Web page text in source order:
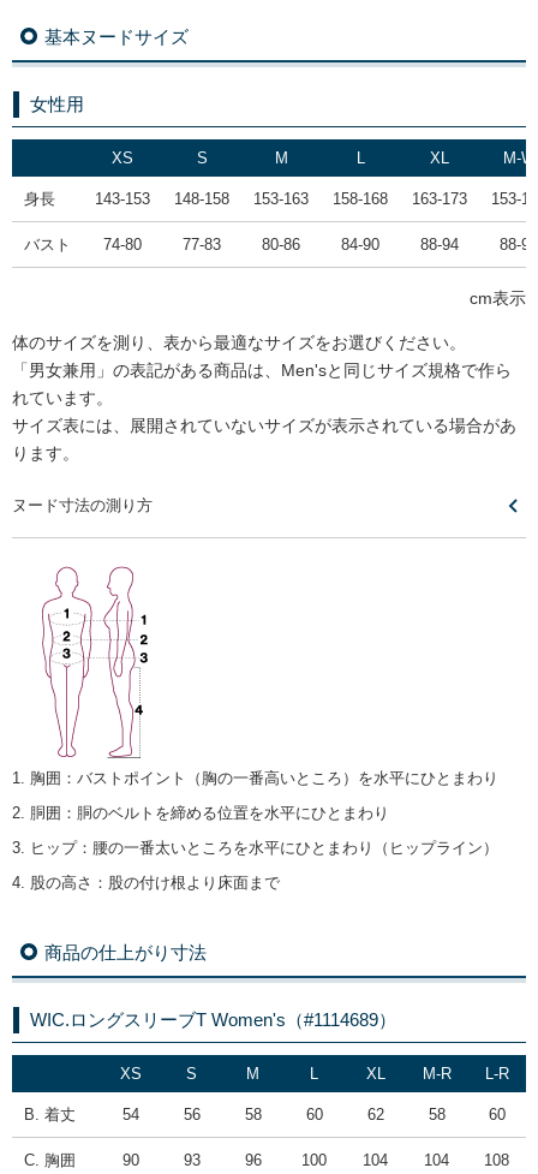
基本ヌードサイズ
女性用
XS S M L XL M-W
身長 143-153 148-158 153-163 158-168 163-173 153-
バスト 74-80 77-83 80-86 84-90 88-94 88-94
cm表示
体のサイズを測り、表から最適なサイズをお選びください。
「男女兼用」の表記がある商品は、Men'sと同じサイズ規格で作ら
れています。
サイズ表には、展開されていないサイズが表示されている場合があ
ります。
ヌード寸法の測り方
1. 胸囲 ： バストポイント（胸の一番高いところ）を水平にひとまわり
2. 胴囲 ： 胴のベルトを締める位置を水平にひとまわり
3. ヒップ： 腰の一番太いところを水平にひとまわり（ヒップライン）
4. 股の高さ ： 股の付け根より床面まで
商品の仕上がり寸法
WIC.ロングスリーブT Women's（#1114689）
XS S M L XL M-R L-R
B. 着丈 54 56 58 60 62 58 60
C. 胸囲 90 93 96 100 104 104 108